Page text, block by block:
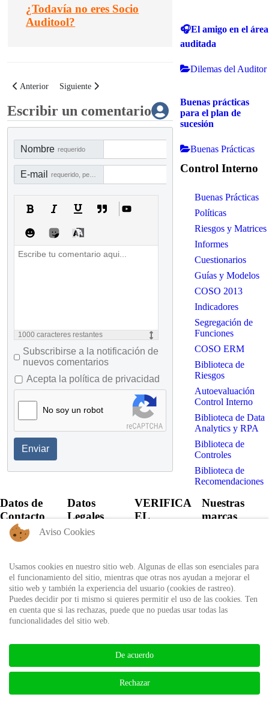
¿Todavía no eres Socio
Auditool?
Artículo anterior: Riesgos de negocio del sector de telecomunicaciones
Anterior Artículo siguiente: Riesgos de negocio del sector
Siguiente
Escribir un comentario
Nombre requerido
E-mail
1000 caracteres restantes
Subscribirse a la notificación de
nuevos comentarios
Acepta la política de privacidad
No soy un robot
Enviar
🎧El amigo en el área
auditada
Dilemas del Auditor
Buenas prácticas
para el plan de
sucesión
Buenas Prácticas
Control Interno
Buenas Prácticas
Políticas
Riesgos y Matrices
Informes
Cuestionarios
Guías y Modelos
COSO 2013
Indicadores
Segregación de
Funciones
COSO ERM
Biblioteca de
Riesgos
Autoevaluación
Control Interno
Biblioteca de Data
Analytics y RPA
Biblioteca de
Controles
Biblioteca de
Recomendaciones
Datos de
Contacto
+57 60 1
6818530
+57 311
8666327 - 323
6964227
info@auditool.org
Datos
Legales
Política de
Uso
Autorización
de
tratamiento
VERIFICA
EL
certificado
expedido por
Auditool usando
el ID único
Certificado
Nuestras
marcas
BIBLIOTECA AUDITOOL -
Aviso Cookies
Usamos cookies en nuestro sitio web. Algunas de ellas son esenciales para
el funcionamiento del sitio, mientras que otras nos ayudan a mejorar el
sitio web y también la experiencia del usuario (cookies de rastreo).
Puedes decidir por ti mismo si quieres permitir el uso de las cookies. Ten
en cuenta que si las rechazas, puede que no puedas usar todas las
funcionalidades del sitio web.
De acuerdo
Rechazar